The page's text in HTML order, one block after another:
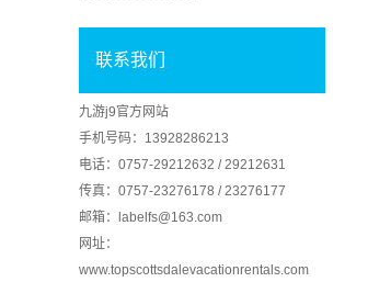
联系我们
九游j9官方网站
手机号码：13928286213
电话：0757-29212632 / 29212631
传真：0757-23276178 / 23276177
邮箱：labelfs@163.com
网址：
www.topscottsdalevacationrentals.com